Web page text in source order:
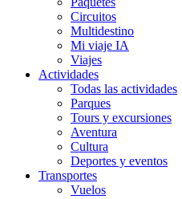
Circuitos
Multidestino
Mi viaje IA
Viajes
Actividades
Todas las actividades
Parques
Tours y excursiones
Aventura
Cultura
Deportes y eventos
Transportes
Vuelos